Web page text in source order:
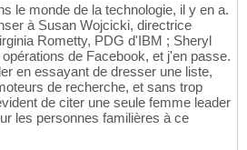
le monde de la technologie, il y en a.
à Susan Wojcicki, directrice
Rometty, PDG d'IBM ; Sheryl
de Facebook, et j'en passe.
en essayant de dresser une liste,
de recherche, et sans trop
de citer une seule femme leader
les personnes familières à ce